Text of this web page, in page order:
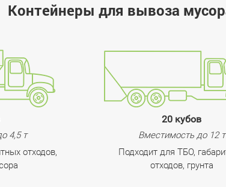
Контейнеры для вывоза
4,5 т
отходов,
20 кубов
Вместимость до 12 т
Подходит для ТБО,
отходов, грунта